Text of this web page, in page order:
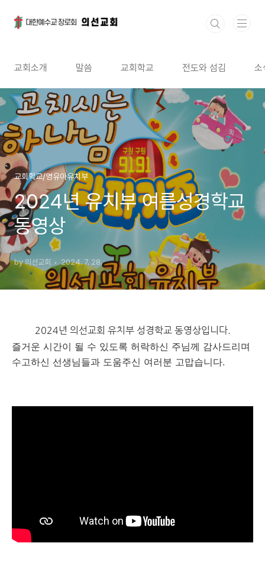
교회소개 말씀 교회학교 전도와 섬김 소
교회학교/영유아유치부
2024년 유치부 여름성경학교
동영상
by 의선교회 2024. 7. 28.
2024년 의선교회 유치부 성경학교 동영상입니다.
즐거운 시간이 될 수 있도록 허락하신 주님께 감사드리며
수고하신 선생님들과 도움주신 여러분 고맙습니다.